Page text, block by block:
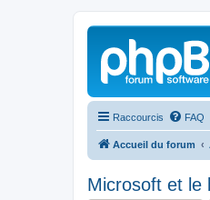
Raccourcis FAQ
Accueil du forum
Microsoft et le